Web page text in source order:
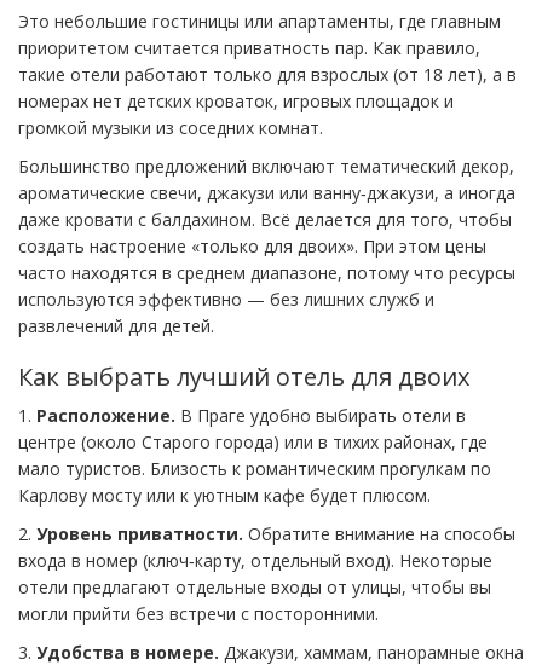
Это небольшие гостиницы или апартаменты, где главным
приоритетом считается приватность пар. Как правило,
такие отели работают только для взрослых (от 18 лет), а в
номерах нет детских кроваток, игровых площадок и
громкой музыки из соседних комнат.
Большинство предложений включают тематический декор,
ароматические свечи, джакузи или ванну‑джакузи, а иногда
даже кровати с балдахином. Всё делается для того, чтобы
создать настроение «только для двоих». При этом цены
часто находятся в среднем диапазоне, потому что ресурсы
используются эффективно — без лишних служб и
развлечений для детей.
Как выбрать лучший отель для двоих
1. Расположение. В Праге удобно выбирать отели в
центре (около Старого города) или в тихих районах, где
мало туристов. Близость к романтическим прогулкам по
Карлову мосту или к уютным кафе будет плюсом.
2. Уровень приватности. Обратите внимание на способы
входа в номер (ключ‑карту, отдельный вход). Некоторые
отели предлагают отдельные входы от улицы, чтобы вы
могли прийти без встречи с посторонними.
3. Удобства в номере. Джакузи, хаммам, панорамные окна